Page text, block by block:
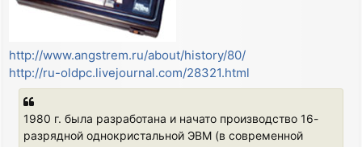
http://www.angstrem.ru/about/history/80/
http://ru-oldpc.livejournal.com/28321.html
1980 г. была разработана и начато производство 16-
разрядной однокристальной ЭВМ (в современной